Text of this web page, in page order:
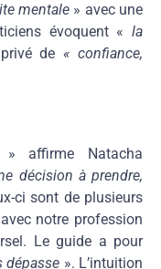
mentale» avec une
évoquent « la
privé de« confiance,
» affirme Natacha
décision à prendre,
ci sont de plusieurs
notre profession
Le guide a pour
dépasse ». L’intuition